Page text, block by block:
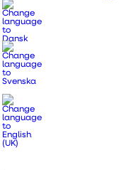
tilkobling.
energibevisst
Produktnummer
Kategorier